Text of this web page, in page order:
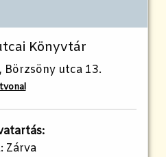
Könyvtár
Börzsöny utca 13.
Zárva